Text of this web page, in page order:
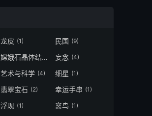
龙皮 (1) 民国 (9)
嫦娥石晶体结构 (1)
妄念 (4)
艺术与科学 (4) 细星 (1)
翡翠宝石 (2) 幸运手串 (1)
浮现 (1) 禽鸟 (1)